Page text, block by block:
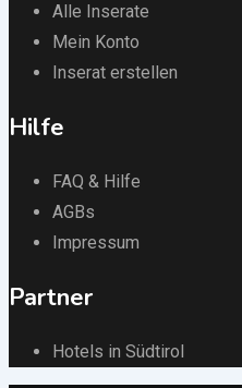
Alle Inserate
Mein Konto
Inserat erstellen
Hilfe
FAQ & Hilfe
AGBs
Impressum
Partner
Hotels in Südtirol